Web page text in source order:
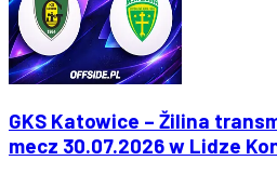
GKS Katowice – Žilina
mecz 30.07.2026 w Lidze